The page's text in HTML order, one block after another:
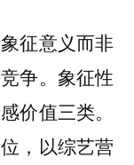
征意义而非
争。象征性
价值三类。
，以综艺营